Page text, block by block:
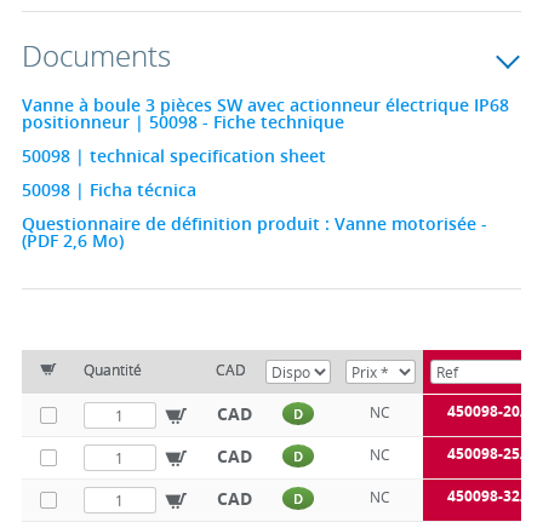
Documents
Vanne à boule 3 pièces SW avec actionneur électrique IP68
positionneur | 50098 - Fiche technique
50098 | technical specification sheet
50098 | Ficha técnica
Questionnaire de définition produit : Vanne motorisée -
(PDF 2,6 Mo)
Quantité CAD
CAD D NC 450098-20A
CAD D NC 450098-25A
CAD D NC 450098-32A